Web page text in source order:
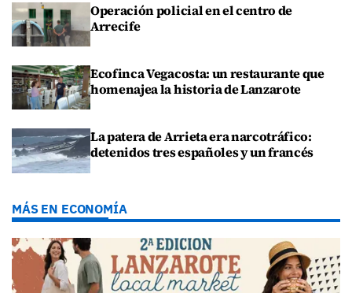
Operación policial en el centro de
Arrecife
Ecofinca Vegacosta: un restaurante que
homenajea la historia de Lanzarote
La patera de Arrieta era narcotráfico:
detenidos tres españoles y un francés
MÁS EN ECONOMÍA